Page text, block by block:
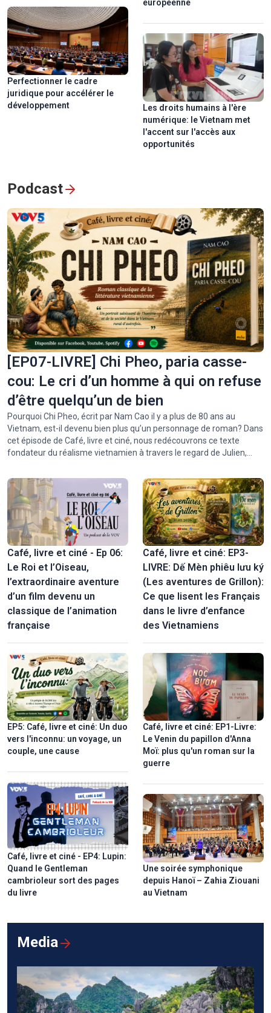
Perfectionner le cadre
juridique pour accélérer le
développement
européenne
Les droits humains à l'ère
numérique: le Vietnam met
l'accent sur l'accès aux
opportunités
Podcast
[EP07-LIVRE] Chi Pheo, paria casse-
cou: Le cri d’un homme à qui on refuse
d’être quelqu’un de bien
Pourquoi Chi Pheo, écrit par Nam Cao il y a plus de 80 ans au
Vietnam, est-il devenu bien plus qu’un personnage de roman? Dans
cet épisode de Café, livre et ciné, nous redécouvrons ce texte
fondateur du réalisme vietnamien à travers le regard de Julien,
qui résonne encore aujourd’hui: «Qui me rendra le droit d’être
quelqu’un de bien?»
Café, livre et ciné - Ep 06:
Le Roi et l’Oiseau,
l’extraordinaire aventure
d’un film devenu un
classique de l’animation
française
EP5: Café, livre et ciné: Un duo
vers l'inconnu: un voyage, un
couple, une cause
Café, livre et ciné - EP4: Lupin:
Quand le Gentleman
cambrioleur sort des pages
du livre
Café, livre et ciné: EP3-
LIVRE: Dế Mèn phiêu lưu ký
(Les aventures de Grillon):
Ce que lisent les Français
dans le livre d’enfance
des Vietnamiens
Café, livre et ciné: EP1-Livre:
Le Venin du papillon d'Anna
Moï: plus qu'un roman sur la
guerre
Une soirée symphonique
depuis Hanoï – Zahia Ziouani
au Vietnam
Media